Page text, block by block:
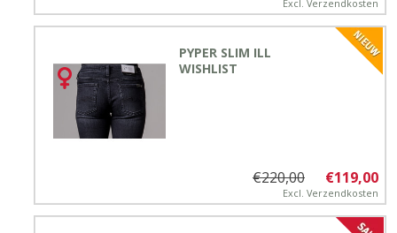
Excl. Verzendkosten
PYPER SLIM ILL
WISHLIST
€119,00
€220,00
Excl. Verzendkosten